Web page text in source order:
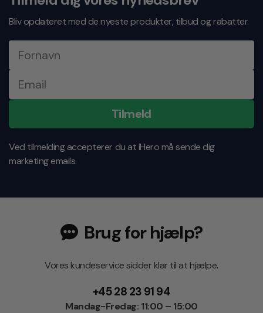
Bliv opdateret med de nyeste produkter, tilbud og rabatter.
Tilmeld
Ved tilmelding accepterer du at iHero må sende dig
marketing emails.
Brug for hjælp?
Vores kundeservice sidder klar til at hjælpe.
+45 28 23 91 94
Mandag-Fredag: 11:00 – 15:00